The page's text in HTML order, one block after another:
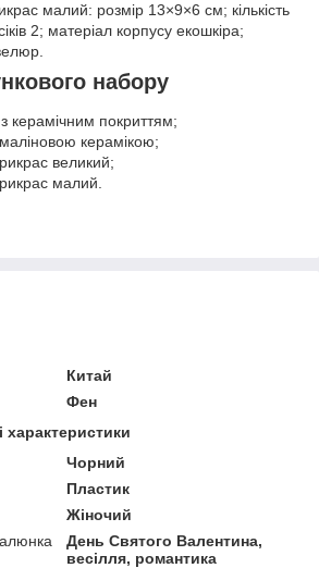
малий: розмір 13×9×6 см; кількість
2; матеріал корпусу екошкіра;
набору
керамічним покриттям;
керамікою;
великий;
малий.
Китай
Фен
характеристики
Чорний
Пластик
Жіночий
День Святого Валентина,
весілля, романтика